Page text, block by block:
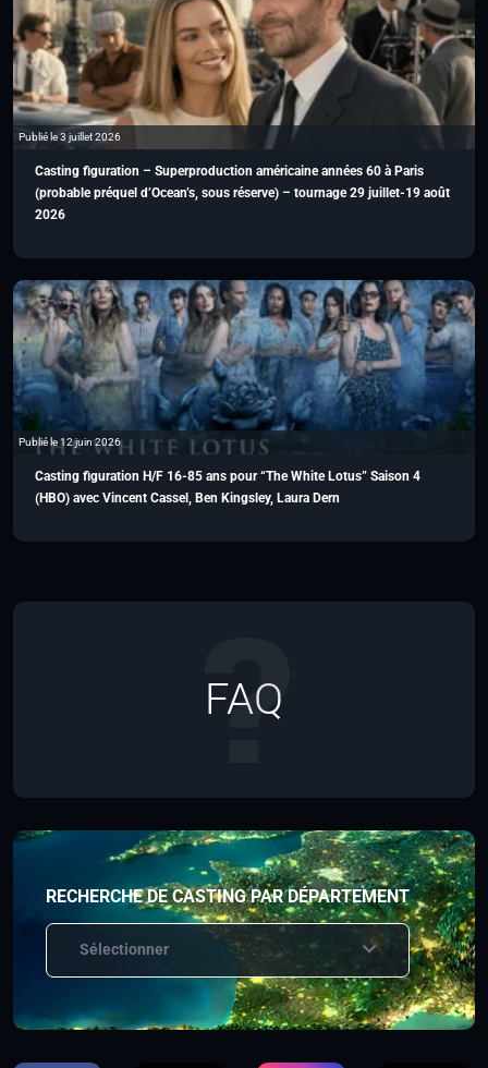
Publié le 3 juillet 2026
Casting figuration – Superproduction américaine années 60 à Paris
(probable préquel d’Ocean’s, sous réserve) – tournage 29 juillet-19 août
2026
Publié le 12 juin 2026
Casting figuration H/F 16-85 ans pour “The White Lotus” Saison 4
(HBO) avec Vincent Cassel, Ben Kingsley, Laura Dern
FAQ
RECHERCHE DE CASTING PAR DÉPARTEMENT
Sélectionner